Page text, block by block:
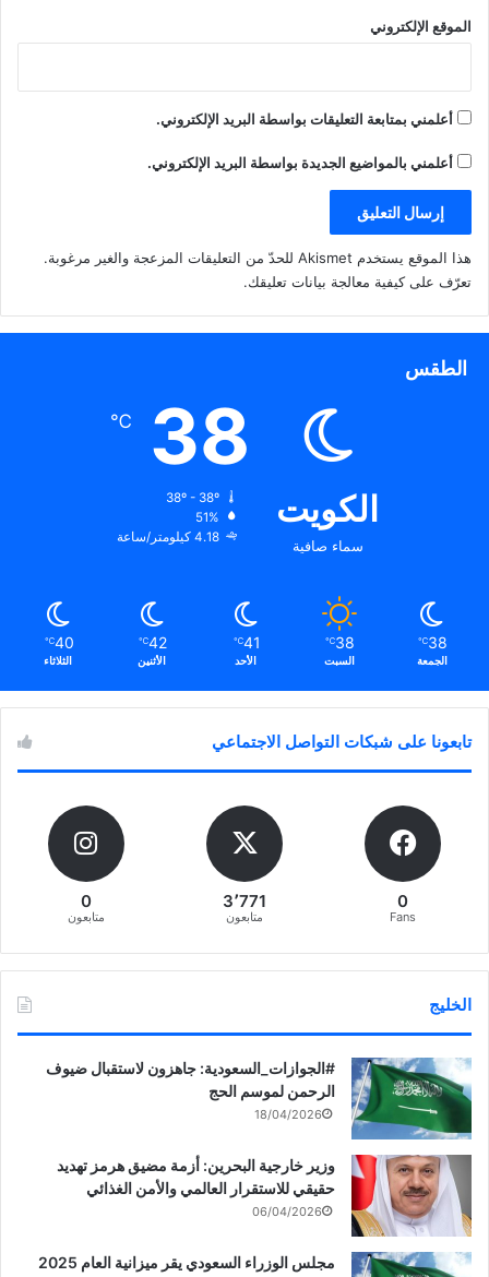
ا
ف
ج
ي
د
د
ة
ج
د
المحكمة الدستورية توقف تنفيذ
اتفاقية تيران وصنافير
الموقع الإلكتروني
أعلمني بمتابعة التعليقات بواسطة البريد الإلكتروني.
أعلمني بالمواضيع الجديدة بواسطة البريد الإلكتروني.
هذا الموقع يستخدم Akismet للحدّ من التعليقات المزعجة والغير مرغوبة.
تعرّف على كيفية معالجة بيانات تعليقك.
الطقس
الكويت
سماء صافية
38
℃
51%
4.18 كيلومتر/ساعة
38
℃
الجمعة
38
℃
السبت
41
℃
الأحد
42
℃
الأثنين
40
℃
الثلاثاء
تابعونا على شبكات التواصل الاجتماعي
0
Fans
3٬771
متابعون
0
متابعون
الخليج
‏‎#الجوازات_السعودية: جاهزون لاستقبال ضيوف
الرحمن لموسم الحج
18/04/2026
وزير خارجية البحرين: أزمة مضيق هرمز تهديد
حقيقي للاستقرار العالمي والأمن الغذائي
06/04/2026
مجلس الوزراء السعودي يقر ميزانية العام 2025